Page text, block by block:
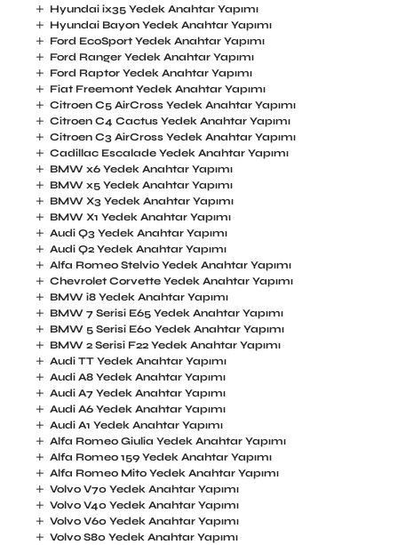
Hyundai ix35 Yedek Anahtar Yapımı
Hyundai Bayon Yedek Anahtar Yapımı
Ford EcoSport Yedek Anahtar Yapımı
Ford Ranger Yedek Anahtar Yapımı
Ford Raptor Yedek Anahtar Yapımı
Fiat Freemont Yedek Anahtar Yapımı
Citroen C5 AirCross Yedek Anahtar Yapımı
Citroen C4 Cactus Yedek Anahtar Yapımı
Citroen C3 AirCross Yedek Anahtar Yapımı
Cadillac Escalade Yedek Anahtar Yapımı
BMW x6 Yedek Anahtar Yapımı
BMW x5 Yedek Anahtar Yapımı
BMW X3 Yedek Anahtar Yapımı
BMW X1 Yedek Anahtar Yapımı
Audi Q3 Yedek Anahtar Yapımı
Audi Q2 Yedek Anahtar Yapımı
Alfa Romeo Stelvio Yedek Anahtar Yapımı
Chevrolet Corvette Yedek Anahtar Yapımı
BMW i8 Yedek Anahtar Yapımı
BMW 7 Serisi E65 Yedek Anahtar Yapımı
BMW 5 Serisi E60 Yedek Anahtar Yapımı
BMW 2 Serisi F22 Yedek Anahtar Yapımı
Audi TT Yedek Anahtar Yapımı
Audi A8 Yedek Anahtar Yapımı
Audi A7 Yedek Anahtar Yapımı
Audi A6 Yedek Anahtar Yapımı
Audi A1 Yedek Anahtar Yapımı
Alfa Romeo Giulia Yedek Anahtar Yapımı
Alfa Romeo 159 Yedek Anahtar Yapımı
Alfa Romeo Mito Yedek Anahtar Yapımı
Volvo V70 Yedek Anahtar Yapımı
Volvo V40 Yedek Anahtar Yapımı
Volvo V60 Yedek Anahtar Yapımı
Volvo S80 Yedek Anahtar Yapımı